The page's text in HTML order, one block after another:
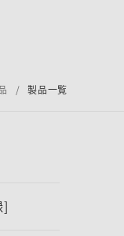
製品一覧
]